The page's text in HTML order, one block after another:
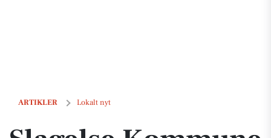
ARTIKLER Lokalt nyt
Slagelse Kommune støtter nødlidende lande med donerede